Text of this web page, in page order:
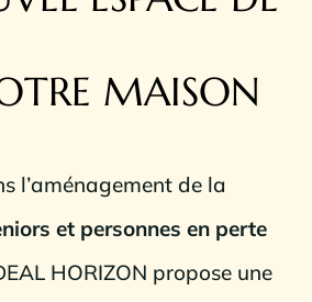
MAISON
l’aménagement de la
et personnes en perte
HORIZON propose une